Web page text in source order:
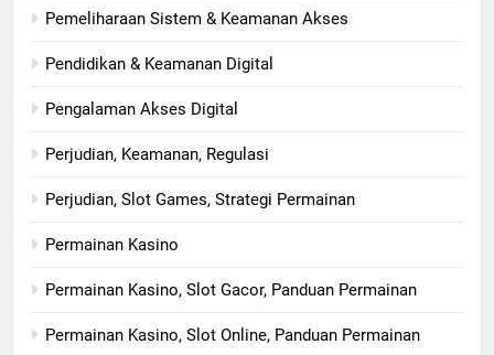
Pemeliharaan Sistem & Keamanan Akses
Pendidikan & Keamanan Digital
Pengalaman Akses Digital
Perjudian, Keamanan, Regulasi
Perjudian, Slot Games, Strategi Permainan
Permainan Kasino
Permainan Kasino, Slot Gacor, Panduan Permainan
Permainan Kasino, Slot Online, Panduan Permainan